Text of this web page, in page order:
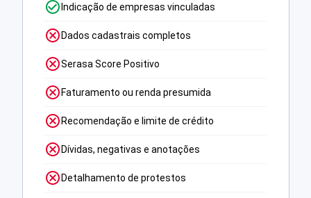
Indicação de empresas vinculadas
Dados cadastrais completos
Serasa Score Positivo
Faturamento ou renda presumida
Recomendação e limite de crédito
Dívidas, negativas e anotações
Detalhamento de protestos